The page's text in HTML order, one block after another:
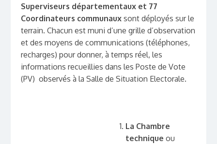
Superviseurs départementaux et 77
Coordinateurs communauxsont déployés sur le
terrain. Chacun est muni d’une grille d’observation
et des moyens de communications (téléphones,
recharges) pour donner, à temps réel, les
informations recueillies dans les Poste de Vote
(PV) observés à la Salle de Situation Electorale.
La Chambre
technique ou